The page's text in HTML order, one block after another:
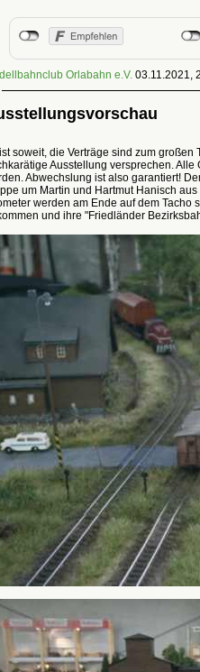
Orlabahn e.V. 03.11.2021,
soweit, die Verträge sind zum
Ausstellung versprechen.
Abwechslung ist also garantiert!
um Martin und Hartmut Hanisch
werden am Ende auf dem
und ihre "Friedländer